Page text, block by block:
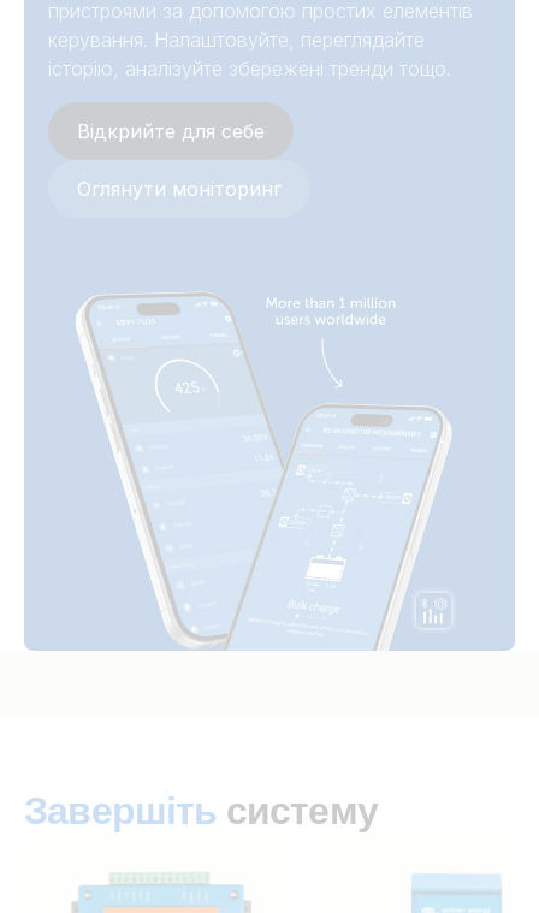
пристроями за допомогою простих елементів
керування. Налаштовуйте, переглядайте
історію, аналізуйте збережені тренди тощо.
Відкрийте для себе
Оглянути моніторинг
Завершіть систему